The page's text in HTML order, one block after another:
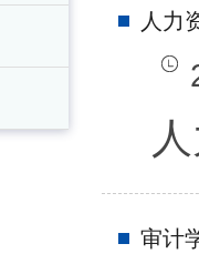
人力
审计